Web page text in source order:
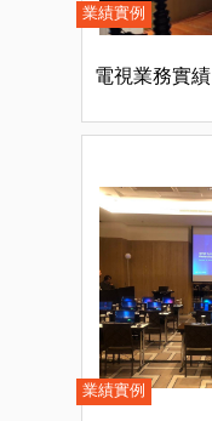
業績實例
電視業務實績
業績實例